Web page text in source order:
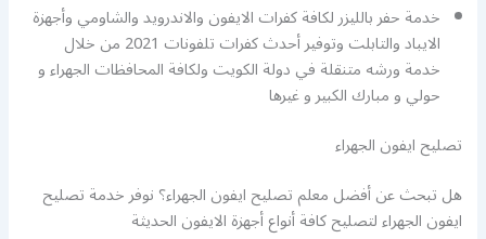
خدمة حفر بالليزر لكافة كفرات الايفون والاندرويد والشاومي وأجهزة
الايباد والتابلت وتوفير أحدث كفرات تلفونات 2021 من خلال
خدمة ورشه متنقلة في دولة الكويت ولكافة المحافظات الجهراء و
حولي و مبارك الكبير و غيرها
تصليح ايفون الجهراء
هل تبحث عن أفضل معلم تصليح ايفون الجهراء؟ نوفر خدمة تصليح
ايفون الجهراء لتصليح كافة أنواع أجهزة الايفون الحديثة